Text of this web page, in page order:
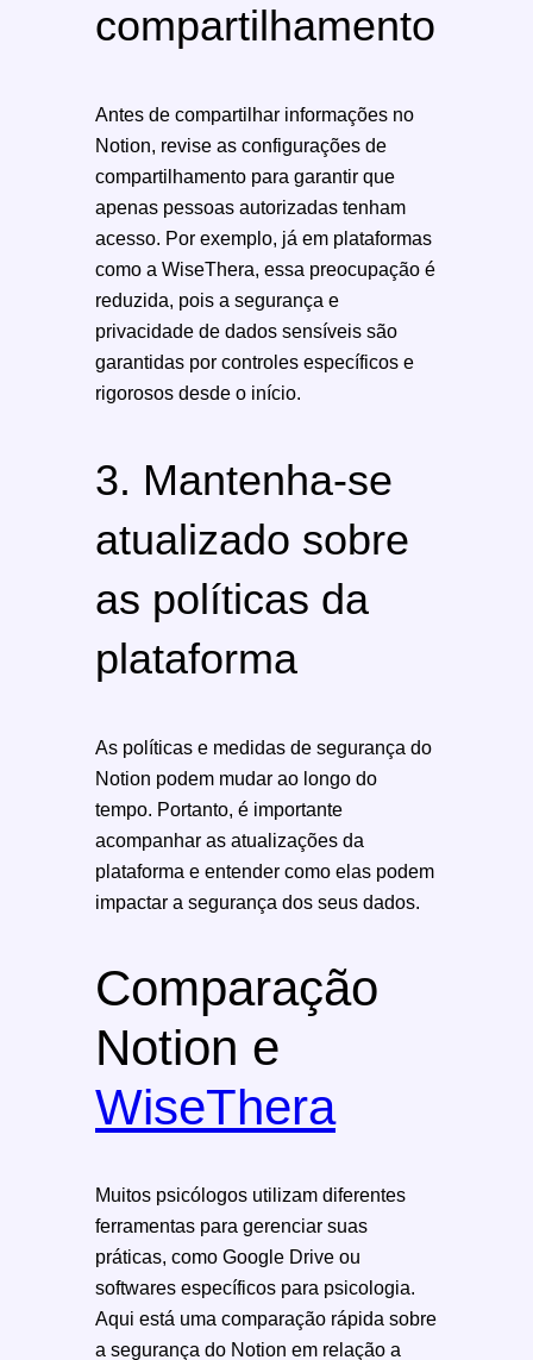
compartilhamento
Antes de compartilhar informações no
Notion, revise as configurações de
compartilhamento para garantir que
apenas pessoas autorizadas tenham
acesso. Por exemplo, já em plataformas
como a WiseThera, essa preocupação é
reduzida, pois a segurança e
privacidade de dados sensíveis são
garantidas por controles específicos e
rigorosos desde o início.
3. Mantenha-se
atualizado sobre
as políticas da
plataforma
As políticas e medidas de segurança do
Notion podem mudar ao longo do
tempo. Portanto, é importante
acompanhar as atualizações da
plataforma e entender como elas podem
impactar a segurança dos seus dados.
Comparação
Notion e
WiseThera
Muitos psicólogos utilizam diferentes
ferramentas para gerenciar suas
práticas, como Google Drive ou
softwares específicos para psicologia.
Aqui está uma comparação rápida sobre
a segurança do Notion em relação a